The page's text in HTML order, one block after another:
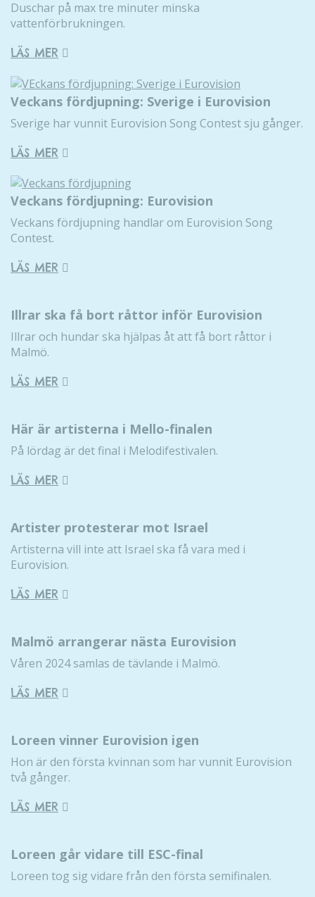
Duschar på max tre minuter minska
vattenförbrukningen.
LÄS MER
Veckans fördjupning: Sverige i Eurovision
Sverige har vunnit Eurovision Song Contest sju gånger.
LÄS MER
Veckans fördjupning: Eurovision
Veckans fördjupning handlar om Eurovision Song
Contest.
LÄS MER
Illrar ska få bort råttor inför Eurovision
Illrar och hundar ska hjälpas åt att få bort råttor i
Malmö.
LÄS MER
Här är artisterna i Mello-finalen
På lördag är det final i Melodifestivalen.
LÄS MER
Artister protesterar mot Israel
Artisterna vill inte att Israel ska få vara med i
Eurovision.
LÄS MER
Malmö arrangerar nästa Eurovision
Våren 2024 samlas de tävlande i Malmö.
LÄS MER
Loreen vinner Eurovision igen
Hon är den första kvinnan som har vunnit Eurovision
två gånger.
LÄS MER
Loreen går vidare till ESC-final
Loreen tog sig vidare från den första semifinalen.
Dessa kakor
att hemsidan
över huvud
taget ska
kunna
förbättra
baserat på
hur hemsidan
används.
hemsida ska
bra som